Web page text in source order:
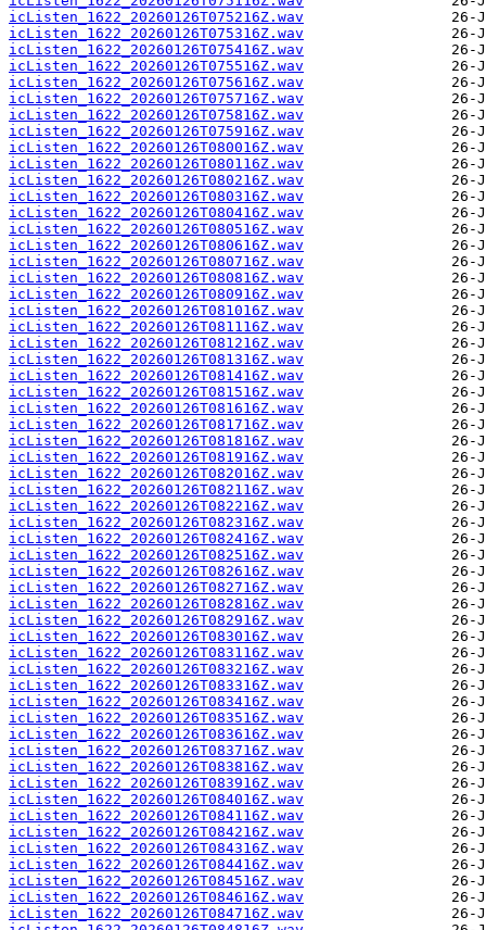
icListen_1622_20260126T075216Z.wav
icListen_1622_20260126T075316Z.wav
icListen_1622_20260126T075416Z.wav
icListen_1622_20260126T075516Z.wav
icListen_1622_20260126T075616Z.wav
icListen_1622_20260126T075716Z.wav
icListen_1622_20260126T075816Z.wav
icListen_1622_20260126T075916Z.wav
icListen_1622_20260126T080016Z.wav
icListen_1622_20260126T080116Z.wav
icListen_1622_20260126T080216Z.wav
icListen_1622_20260126T080316Z.wav
icListen_1622_20260126T080416Z.wav
icListen_1622_20260126T080516Z.wav
icListen_1622_20260126T080616Z.wav
icListen_1622_20260126T080716Z.wav
icListen_1622_20260126T080816Z.wav
icListen_1622_20260126T080916Z.wav
icListen_1622_20260126T081016Z.wav
icListen_1622_20260126T081116Z.wav
icListen_1622_20260126T081216Z.wav
icListen_1622_20260126T081316Z.wav
icListen_1622_20260126T081416Z.wav
icListen_1622_20260126T081516Z.wav
icListen_1622_20260126T081616Z.wav
icListen_1622_20260126T081716Z.wav
icListen_1622_20260126T081816Z.wav
icListen_1622_20260126T081916Z.wav
icListen_1622_20260126T082016Z.wav
icListen_1622_20260126T082116Z.wav
icListen_1622_20260126T082216Z.wav
icListen_1622_20260126T082316Z.wav
icListen_1622_20260126T082416Z.wav
icListen_1622_20260126T082516Z.wav
icListen_1622_20260126T082616Z.wav
icListen_1622_20260126T082716Z.wav
icListen_1622_20260126T082816Z.wav
icListen_1622_20260126T082916Z.wav
icListen_1622_20260126T083016Z.wav
icListen_1622_20260126T083116Z.wav
icListen_1622_20260126T083216Z.wav
icListen_1622_20260126T083316Z.wav
icListen_1622_20260126T083416Z.wav
icListen_1622_20260126T083516Z.wav
icListen_1622_20260126T083616Z.wav
icListen_1622_20260126T083716Z.wav
icListen_1622_20260126T083816Z.wav
icListen_1622_20260126T083916Z.wav
icListen_1622_20260126T084016Z.wav
icListen_1622_20260126T084116Z.wav
icListen_1622_20260126T084216Z.wav
icListen_1622_20260126T084316Z.wav
icListen_1622_20260126T084416Z.wav
icListen_1622_20260126T084516Z.wav
icListen_1622_20260126T084616Z.wav
icListen_1622_20260126T084716Z.wav